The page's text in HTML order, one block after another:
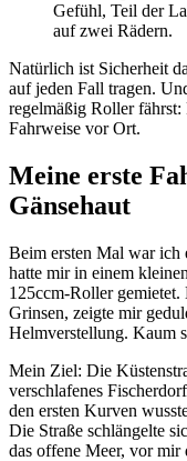
Gefühl, Teil der
auf zwei Rädern.
Natürlich ist Sicherheit
auf jeden Fall tragen.
regelmäßig Roller
Fahrweise vor Ort.
Meine erste
Gänsehaut
Beim ersten Mal war ich
hatte mir in einem
125ccm-Roller
Grinsen, zeigte mir
Helmverstellung. Kaum
Mein Ziel: Die
verschlafenes
den ersten Kurven
Die Straße schlängelte
das offene Meer, vor mir